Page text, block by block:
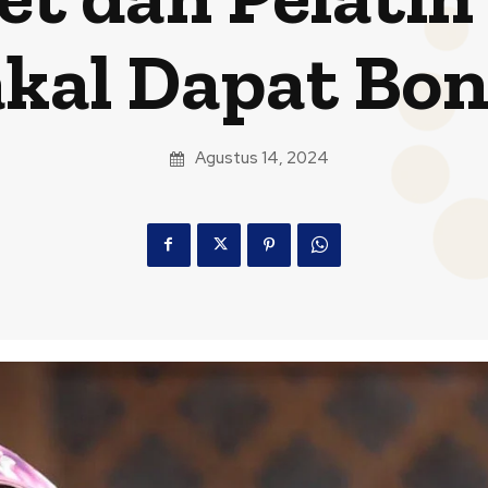
Dapat
Agustus 14, 2024